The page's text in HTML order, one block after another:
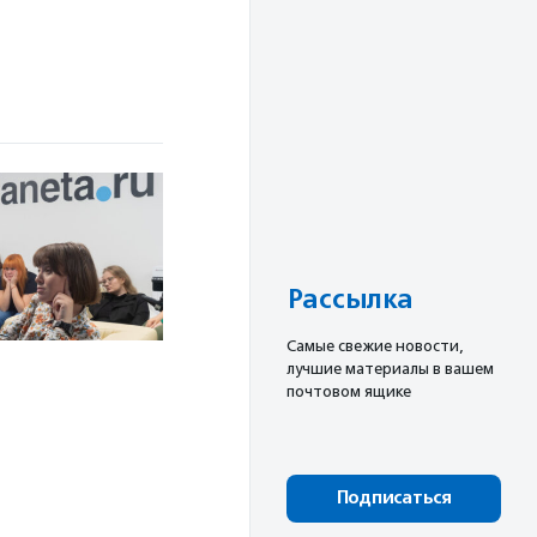
Рассылка
Cамые свежие новости,
лучшие материалы в вашем
почтовом ящике
Подписаться